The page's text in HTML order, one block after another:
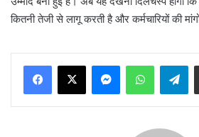
कितनी तेजी से लागू करती है और कर्मचारियों की
MessengerWhatsApp